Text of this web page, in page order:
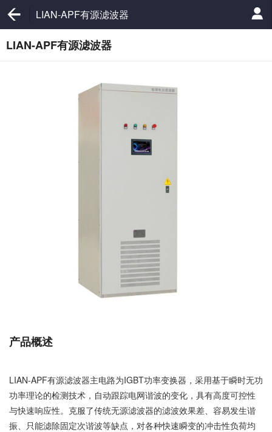
LIAN-APF有源滤波器
LIAN-APF有源滤波器
产品概述
LIAN-APF有源滤波器主电路为IGBT功率变换器，采用基于瞬时无功
功率理论的检测技术，自动跟踪电网谐波的变化，具有高度可控性
与快速响应性。克服了传统无源滤波器的滤波效果差、容易发生谐
振、只能滤除固定次谐波等缺点，对各种快速瞬变的冲击性负荷均